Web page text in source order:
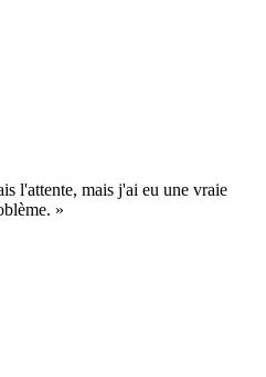
l'attente, mais j'ai eu une vraie
»